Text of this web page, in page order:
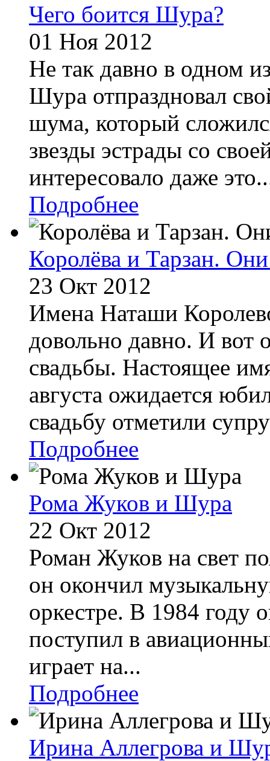
Чего боится Шура?
01 Ноя 2012
Не так давно в одном
Шура отпраздновал
шума, который
звезды эстрады со
интересовало даже
Подробнее
Королёва и Тарзан.
23 Окт 2012
Имена Наташи
довольно давно. И вот
свадьбы. Настоящее
августа ожидается
свадьбу отметили
Подробнее
Рома Жуков и Шура
22 Окт 2012
Роман Жуков на свет
он окончил
оркестрe. В 1984 году
поступил в
играет на...
Подробнее
Ирина Аллегрова и